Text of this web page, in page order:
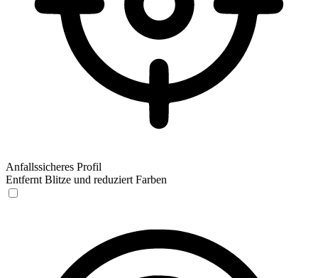
Anfallssicheres Profil
Entfernt Blitze und reduziert Farben